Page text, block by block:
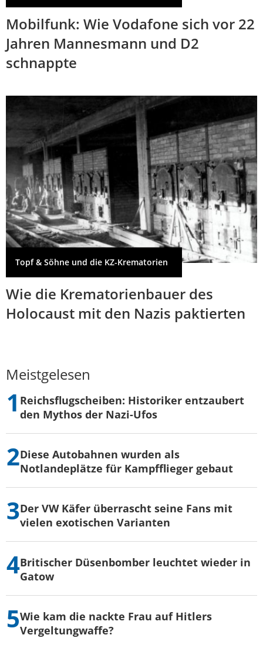
Mobilfunk: Wie Vodafone sich vor 22
Jahren Mannesmann und D2
schnappte
Topf & Söhne und die KZ-Krematorien
Wie die Krematorienbauer des
Holocaust mit den Nazis paktierten
Meistgelesen
Reichsflugscheiben: Historiker entzaubert
den Mythos der Nazi-Ufos
Diese Autobahnen wurden als
Notlandeplätze für Kampfflieger gebaut
Der VW Käfer überrascht seine Fans mit
vielen exotischen Varianten
Britischer Düsenbomber leuchtet wieder in
Gatow
Wie kam die nackte Frau auf Hitlers
Vergeltungwaffe?